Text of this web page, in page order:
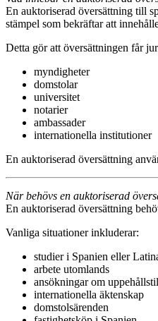
En auktoriserad översättning till
stämpel som bekräftar att
Detta gör att översättningen får
myndigheter
domstolar
universitet
notarier
ambassader
internationella institutioner
En auktoriserad översättning
När behövs en auktoriserad
En auktoriserad översättning
Vanliga situationer inkluderar:
studier i Spanien eller
arbete utomlands
ansökningar om
internationella äktenskap
domstolsärenden